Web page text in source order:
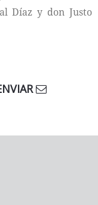
Díaz y don Justo